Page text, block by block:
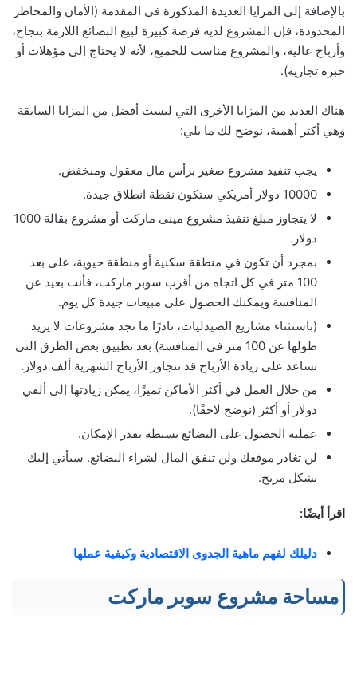
بالإضافة إلى المزايا العديدة المذكورة في المقدمة (الأمان والمخاطر
المحدودة، فإن المشروع لديه فرصة كبيرة لبيع البضائع اللازمة بنجاح،
وأرباح عالية، والمشروع مناسب للجميع، لأنه لا يحتاج إلى مؤهلات أو
خبرة تجارية).
هناك العديد من المزايا الأخرى التي ليست أفضل من المزايا السابقة
وهي أكثر أهمية، نوضح لك ما يلي:
يجب تنفيذ مشروع صغير برأس مال معقول ومنخفض.
10000 دولار أمريكي ستكون نقطة انطلاق جيدة.
لا يتجاوز مبلغ تنفيذ مشروع مينى ماركت أو مشروع بقالة 1000
دولار.
بمجرد أن تكون في منطقة سكنية أو منطقة حيوية، على بعد
100 متر في كل اتجاه من أقرب سوبر ماركت، فأنت بعيد عن
المنافسة ويمكنك الحصول على مبيعات جيدة كل يوم.
(باستثناء مشاريع الصيدليات، نادرًا ما تجد مشروعات لا يزيد
طولها عن 100 متر في المنافسة) بعد تطبيق بعض الطرق التي
تساعد على زيادة الأرباح قد تتجاوز الأرباح الشهرية ألف دولار.
من خلال العمل في أكثر الأماكن تميزًا، يمكن زيادتها إلى ألفي
دولار أو أكثر (نوضح لاحقًا).
عملية الحصول على البضائع بسيطة بقدر الإمكان.
لن تغادر موقعك ولن تنفق المال لشراء البضائع. سيأتي إليك
بشكل مريح.
اقرأ أيضًا:
دليلك لفهم ماهية الجدوى الاقتصادية وكيفية عملها
مساحة مشروع سوبر ماركت